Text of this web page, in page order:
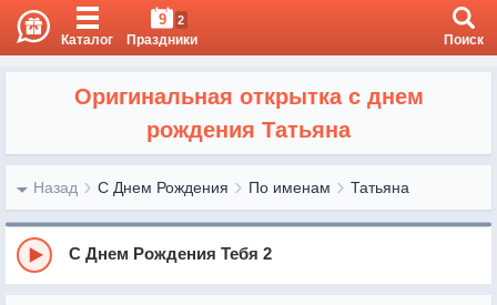
Каталог
9 2
Праздники Поиск
Оригинальная открытка с днем
рождения Татьяна
Назад С Днем Рождения По именам Татьяна
С Днем Рождения Тебя 2